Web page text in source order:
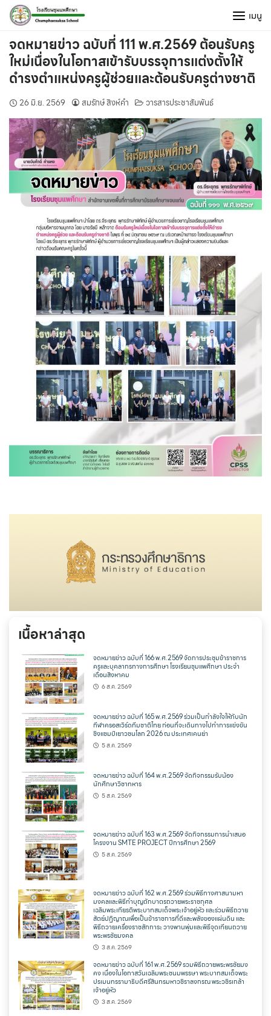
Skip
content
เมนู
จดหมายข่าว ฉบับที่ 111 พ.ศ.2569 ต้อนรับครู
ใหม่เนื่องในโอกาสเข้ารับบรรจุการแต่งตั้งให้
ดำรงตำแหน่งครูผู้ช่วยและต้อนรับครูต่างชาติ
26 มิ.ย. 2569 สมรักษ์ สิงห์คำ วารสารประชาสัมพันธ์
เนื้อหาล่าสุด
จดหมายข่าว ฉบับที่ 166 พ.ศ.2569 จัดการประชุมข้าราชการ
ครูและบุคลากรทางการศึกษา โรงเรียนชุมแพศึกษา ประจำ
เดือนสิงหาคม
6 ส.ค. 2569
จดหมายข่าว ฉบับที่ 165 พ.ศ.2569 ร่วมเป็นกำลังใจให้กับนัก
กีฬาครอสเวิร์ดทีมชาติไทย ก่อนที่จะเดินทางไปทำการแข่งขัน
ชิงแชมป์เยาวชนโลก 2026 ณ ประเทศเคนย่า
5 ส.ค. 2569
จดหมายข่าว ฉบับที่ 164 พ.ศ.2569 จัดกิจกรรมรับน้อง
นักศึกษาวิชาทหาร
5 ส.ค. 2569
จดหมายข่าว ฉบับที่ 163 พ.ศ.2569 จัดกิจกรรมการนำเสนอ
โครงงาน SMTE PROJECT ปีการศึกษา 2569
5 ส.ค. 2569
จดหมายข่าว ฉบับที่ 162 พ.ศ.2569 ร่วมพิธีทางศาสนามหา
มงคลและพิธีทำบุญตักบาตรถวายพระราชกุศล
เฉลิมพระเกียรติพระบาทสมเด็จพระเจ้าอยู่หัว และร่วมพิธีถวาย
สัตย์ปฏิญาณเพื่อเป็นข้าราชการที่ดีและพลังของแผ่นดิน และ
พิธีถวายเครื่องราชสักการะ วางพานพุ่มและพิธีจุดเทียนถวาย
พระพรชัยมงคล
3 ส.ค. 2569
จดหมายข่าว ฉบับที่ 161 พ.ศ.2569 รวมพิธีถวายพระพรชัยมง
คง เนื่องในโอกาสวันเฉลิมพระชนมพรรษา พระบาทสมเด็จพระ
ปรเมนทรรามาธิบดีศรีสินทรมหาวชิราลงกรณ พระวชิรเกล้า
เจ้าอยู่หัว
3 ส.ค. 2569